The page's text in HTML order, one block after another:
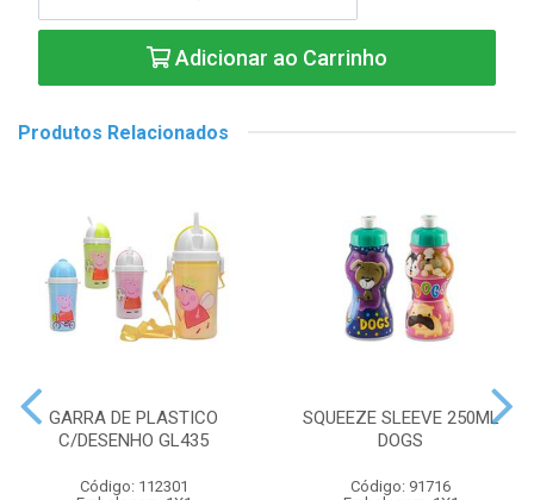
Adicionar ao Carrinho
Produtos Relacionados
GARRA DE PLASTICO
C/DESENHO GL435
Código: 112301
SQUEEZE SLEEVE 250ML
DOGS
Código: 91716